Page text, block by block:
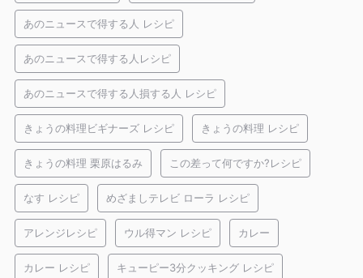
あのニュースで得する人 レシピ
あのニュースで得する人レシピ
あのニュースで得する人損する人 レシピ
きょうの料理ビギナーズ レシピ きょうの料理 レシピ
きょうの料理 栗原はるみ この差って何ですか?レシピ
なす レシピ めざましテレビ ローラ レシピ
アレンジレシピ ウル得マン レシピ カレー
カレー レシピ キューピー3分クッキング レシピ